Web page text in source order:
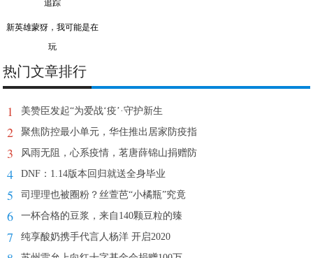
新英雄蒙犽，我可能是在
玩
热门文章排行
1 美赞臣发起“为爱战‘疫’·守护新生
2 聚焦防控最小单元，华住推出居家防疫指
3 风雨无阻，心系疫情，茗唐薛锦山捐赠防
4 DNF：1.14版本回归就送全身毕业
5 司理理也被圈粉？丝萱芭“小橘瓶”究竟
6 一杯合格的豆浆，来自140颗豆粒的臻
7 纯享酸奶携手代言人杨洋 开启2020